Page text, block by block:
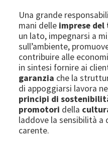
Una grande
mani delle imprese
un lato, impegnarsi a
sull’ambiente,
contribuire alle
in sintesi fornire ai
garanzia che la
di appoggiarsi lavora
principi di
promotori della
laddove la sensibilità a
carente.